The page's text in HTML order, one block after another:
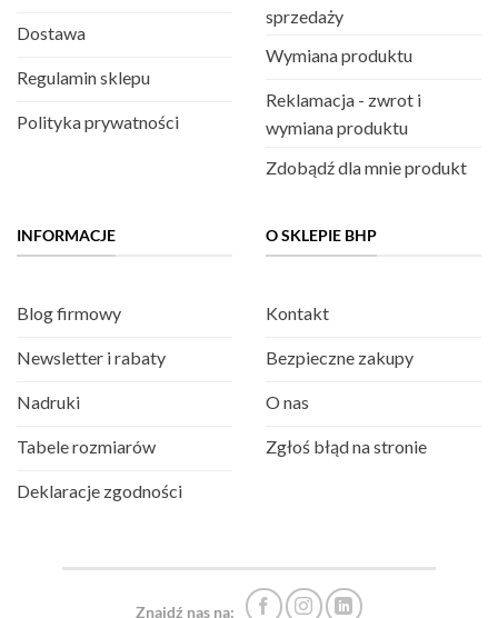
Dostawa
Regulamin sklepu
Polityka prywatności
sprzedaży
Wymiana produktu
Reklamacja - zwrot i
wymiana produktu
Zdobądź dla mnie produkt
INFORMACJE
Blog firmowy
Newsletter i rabaty
Nadruki
Tabele rozmiarów
Deklaracje zgodności
O SKLEPIE BHP
Kontakt
Bezpieczne zakupy
O nas
Zgłoś błąd na stronie
Znajdź nas na: